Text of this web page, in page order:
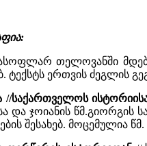
თელოვანში
ტექსტს ერთვის ძეგლის
//საქართველოს
და ჯოიანის
შესახებ. მოცემულია წმ.